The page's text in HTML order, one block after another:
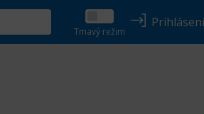
Tmavý režim